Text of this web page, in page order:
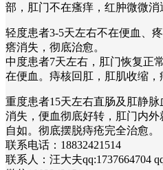
部，肛门不在瘙痒，红肿微微消
轻度患者3-5天左右不在便血、
瘩消失，彻底治愈。
中度患者7天左右，肛门恢复正
在便血。痔核回肛，肛肌收缩
重度患者15天左右直肠及肛静
消失，便血彻底好转，肛门内
自如。彻底摆脱痔疮完全治愈。
联系电话：18832421514
联系人：汪大夫qq:1737664704